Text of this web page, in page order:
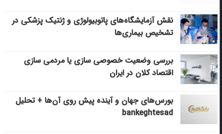
نقش آزمایشگاه‌های پاتوبیولوژی و ژنتیک پزشکی در
تشخیص بیماری‌ها
بررسی وضعیت خصوصی سازی یا مردمی سازی
اقتصاد کلان در ایران
بورس‌های جهان و آینده پیش روی آن‌ها + تحلیل
bankeghtesad